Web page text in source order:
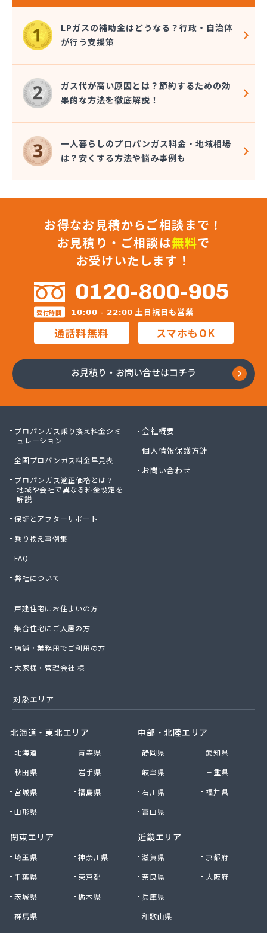
鬼怒川プロパン
吉澤保全株式会社倉庫
橋本産業株式会社
近嵐商事有限会社
金子商事有限会社
桑原商店
郡司燃料店
慶野燃料店
戸恒燃料店
戸村商店
五味田商店
江連燃料株式会社
佐藤燃料店
佐野市エルピーガス販売協同組合
佐野燃料
細井プロパン
三愛オブリガス東日本株式会社 栃木支店 宇都宮
営業所/卸売課
三柴正雄商店
三田岱治商店
氏家高圧ガス保安センター
小篠酸素株式会社
小島不動産
小野崎燃料設備有限会社
松島ガス株式会社
上都賀プロパンガス協同組合
神山液化ガス
須田商事株式会社
星のや商店
聖火産業株式会社
西部燃料ガス株式会社
石井商店
石崎平八郎商店
赤羽根プロパンガス
赤羽燃料店
川津商店
川俣商販株式会社
早見商店
足利ガス事業組合配送センター
足利団地ガス株式会社
大塚プロパン
大田原エルピーガス保安センター協同組合
谷中田プロパン店
中央セントラルガス株式会社 宇都宮営業所
中央セントラルガス株式会社 那須営業所
LPガスの補助金はどうなる？行政・自治体
が行う支援策
ガス代が高い原因とは？節約するための効
果的な方法を徹底解説！
一人暮らしのプロパンガス料金・地域相場
は？安くする方法や悩み事例も
お得なお見積からご相談まで！
お見積り・ご相談は無料で
お受けいたします！
0120-800-905
受付時間 10:00 - 22:00 土日祝日も営業
通話料無料 スマホもOK
お見積り・お問い合せはコチラ
プロパンガス乗り換え料金シミ
ュレーション
全国プロパンガス料金早見表
プロパンガス適正価格とは？
地域や会社で異なる料金設定を
解説
保証とアフターサポート
乗り換え事例集
FAQ
弊社について
戸建住宅にお住まいの方
集合住宅にご入居の方
店舗・業務用でご利用の方
大家様・管理会社 様
会社概要
個人情報保護方針
お問い合わせ
対象エリア
北海道・東北エリア
北海道
青森県
秋田県
岩手県
宮城県
福島県
山形県
関東エリア
埼玉県
神奈川県
千葉県
東京都
茨城県
栃木県
群馬県
中部・北陸エリア
静岡県
愛知県
岐阜県
三重県
石川県
福井県
富山県
近畿エリア
滋賀県
京都府
奈良県
大阪府
兵庫県
和歌山県